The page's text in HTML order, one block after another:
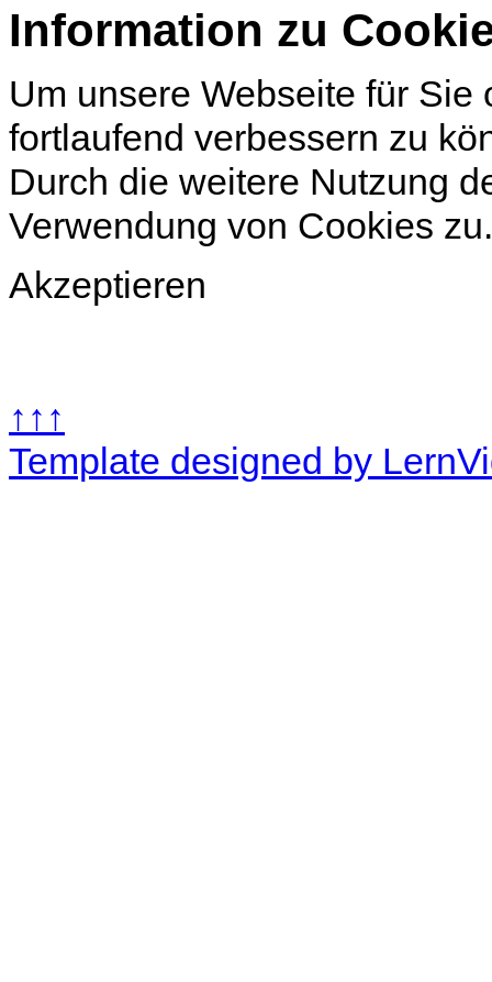
Information zu
Um unsere Webseite für
fortlaufend verbessern zu
Durch die weitere Nutzung
Verwendung von Cookies
Akzeptieren
↑↑↑
Template designed by